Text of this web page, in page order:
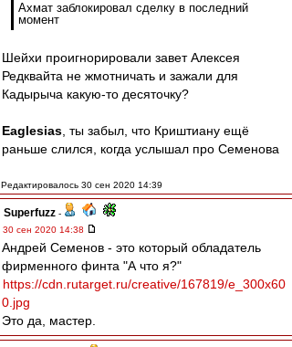
Ахмат заблокировал сделку в последний
момент
Шейхи проигнорировали завет Алексея
Редквайта не жмотничать и зажали для
Кадырыча какую-то десяточку?
Eaglesias , ты забыл, что Криштиану ещё
раньше слился, когда услышал про Семенова
Редактировалось 30 сен 2020 14:39
Superfuzz -
30 сен 2020 14:38
Андрей Семенов - это который обладатель
фирменного финта "А что я?"
https://cdn.rutarget.ru/creative/167819/e_300x60
0.jpg
Это да, мастер.